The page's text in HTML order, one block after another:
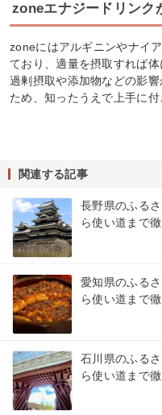
zoneエナジードリンク
zoneにはアルギニンやナイ
ており、適量を摂取すれば
過剰摂取や添加物などの影
ため、知ったうえで上手に付
関連する記事
長野県のふる
ら使い道まで徹
愛知県のふる
ら使い道まで徹
石川県のふる
ら使い道まで徹